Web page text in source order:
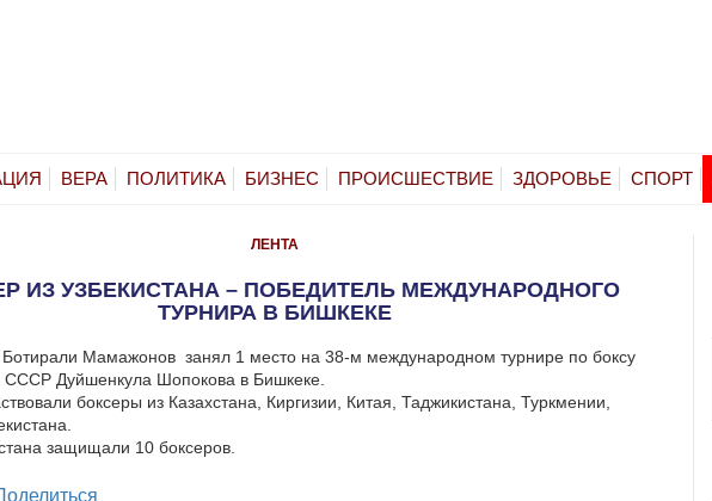
ВЕРА ПОЛИТИКА БИЗНЕС ПРОИСШЕСТВИЕ ЗДОРОВЬЕ СПОРТ
ЛЕНТА
ИЗ УЗБЕКИСТАНА – ПОБЕДИТЕЛЬ МЕЖДУНАРОДНОГО
ТУРНИРА В БИШКЕКЕ
Ботирали Мамажонов занял 1 место на 38-м международном турнире по боксу
СССР Дуйшенкула Шопокова в Бишкеке.
боксеры из Казахстана, Киргизии, Китая, Таджикистана, Туркмении,
защищали 10 боксеров.